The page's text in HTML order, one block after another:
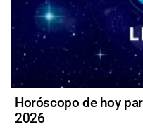
Horóscopo de hoy
2026